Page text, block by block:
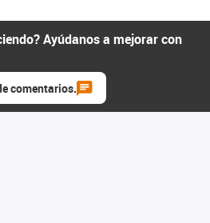
Ayúdanos a mejorar con
comentarios.